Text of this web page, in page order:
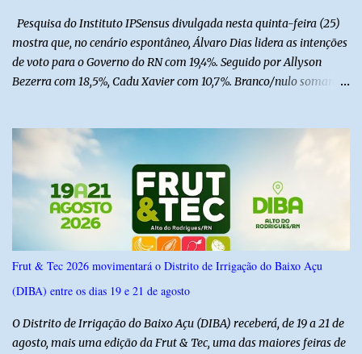
Pesquisa do Instituto IPSensus divulgada nesta quinta-feira (25)
mostra que, no cenário espontâneo, Álvaro Dias lidera as intenções
de voto para o Governo do RN com 19,4%. Seguido por Allyson
Bezerra com 18,5%, Cadu Xavier com 10,7%. Branco/nulo somaram
do Norte entre os dias 18 e 22 de junho de 2026. O levantamento
possui margem de erro de 2,5 pontos percentuais e nível de
confiança de 95%. Registro no TSE: RN-09520/2026
Frut & Tec 2026 movimentará o Distrito de Irrigação do Baixo Açu
(DIBA) entre os dias 19 e 21 de agosto
O Distrito de Irrigação do Baixo Açu (DIBA) receberá, de 19 a 21 de
agosto, mais uma edição da Frut & Tec, uma das maiores feiras de